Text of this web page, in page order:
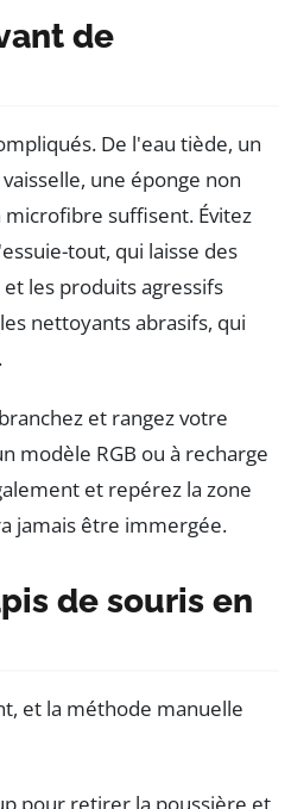
de
De l'eau tiède, un
une éponge non
suffisent. Évitez
tout, qui laisse des
les produits agressifs
nettoyants abrasifs, qui
et rangez votre
modèle RGB ou à recharge
et repérez la zone
jamais être immergée.
de souris en
et la méthode manuelle